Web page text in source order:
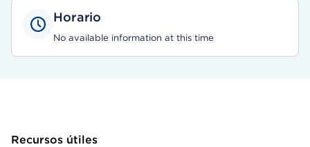
Horario
No available information at this time
Recursos útiles